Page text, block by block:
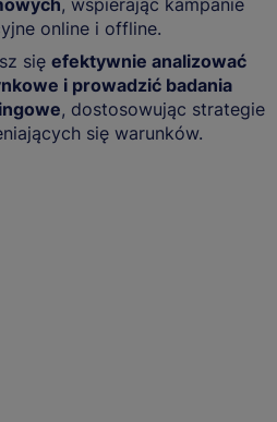
, wspierając kampanie
online i offline.
się efektywnie analizować
i prowadzić badania
, dostosowując strategie
się warunków.